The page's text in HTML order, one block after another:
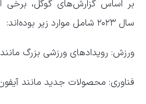
بر اساس گزارش‌های گوگل، برخی
سال ۲۰۲۳ شامل موارد زیر بوده‌اند:
ورزش: رویداد‌های ورزشی بزرگ
فناوری: محصولات جدید مانند آیفون ۱۵ یا هوش